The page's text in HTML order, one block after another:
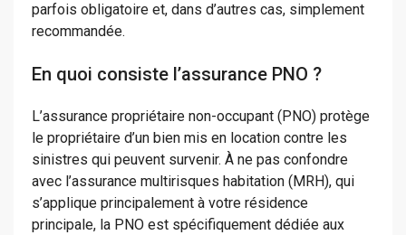
parfois obligatoire et, dans d’autres cas, simplement
recommandée.
En quoi consiste l’assurance PNO ?
L’assurance propriétaire non-occupant (PNO) protège
le propriétaire d’un bien mis en location contre les
sinistres qui peuvent survenir. À ne pas confondre
avec l’assurance multirisques habitation (MRH), qui
s’applique principalement à votre résidence
principale, la PNO est spécifiquement dédiée aux